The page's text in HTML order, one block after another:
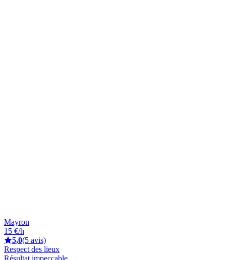
Mayron
15 €/h
5,0(5 avis)
Respect des lieux
Résultat impeccable